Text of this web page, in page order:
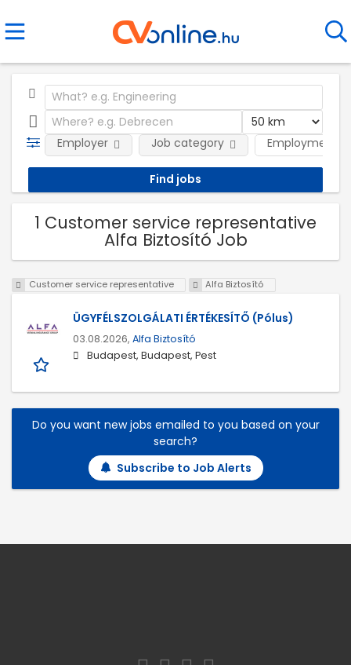
Employment
Employer Job category
1 Customer service representative
Alfa Biztosító Job
Customer service representative Alfa Biztosító
ÜGYFÉLSZOLGÁLATI ÉRTÉKESÍTŐ (Pólus)
03.08.2026, Alfa Biztosító
Budapest, Budapest, Pest
Do you want new jobs emailed to you based on your
search?
Subscribe to Job Alerts